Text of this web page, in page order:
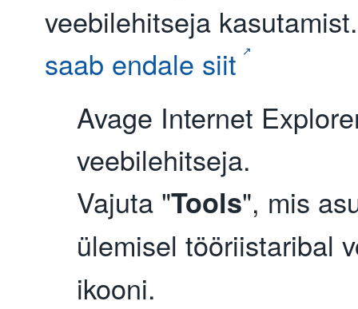
veebilehitseja
saab endale siit
Avage Internet
veebilehitseja.
Vajuta "Tools", mis
ülemisel tööriistaribal
ikooni.